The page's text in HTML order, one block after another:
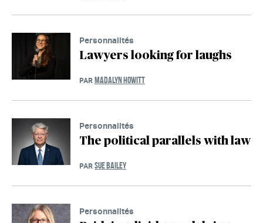
Personnalités
Lawyers looking for laughs
PAR MADALYN HOWITT
Personnalités
The political parallels with law
PAR SUE BAILEY
Personnalités